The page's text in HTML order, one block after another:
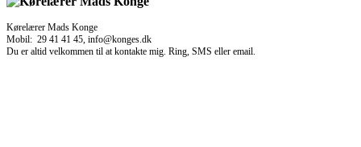
Kørelærer Mads Konge
Mobil: 29 41 41 45, info@konges.dk
Du er altid velkommen til at kontakte mig. Ring, SMS eller email.